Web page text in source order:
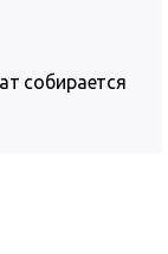
собирается